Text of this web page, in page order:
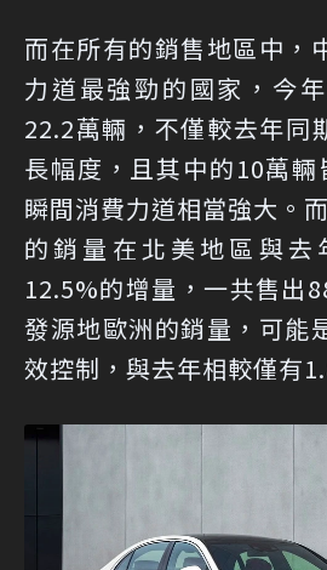
而在所有的銷售地區中，
力道最強勁的國家，今
22.2萬輛，不僅較去年同
長幅度，且其中的10萬輛
瞬間消費力道相當強大。
的銷量在北美地區與去
12.5%的增量，一共售出
發源地歐洲的銷量，可能
效控制，與去年相較僅有